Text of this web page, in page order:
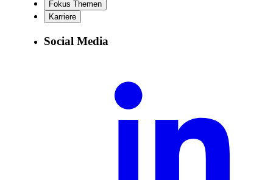
Fokus Themen
Karriere
Social Media